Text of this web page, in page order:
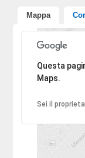
Mappa
Ci
Questa
Maps.
Sei il